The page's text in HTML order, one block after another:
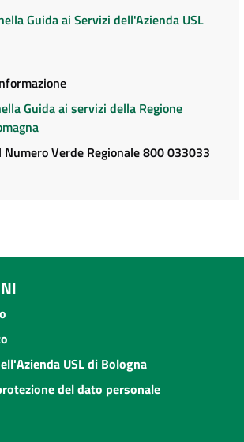
Guida ai Servizi dell'Azienda USL
Guida ai servizi della Regione
Numero Verde Regionale 800 033033
USL di Bologna
del dato personale